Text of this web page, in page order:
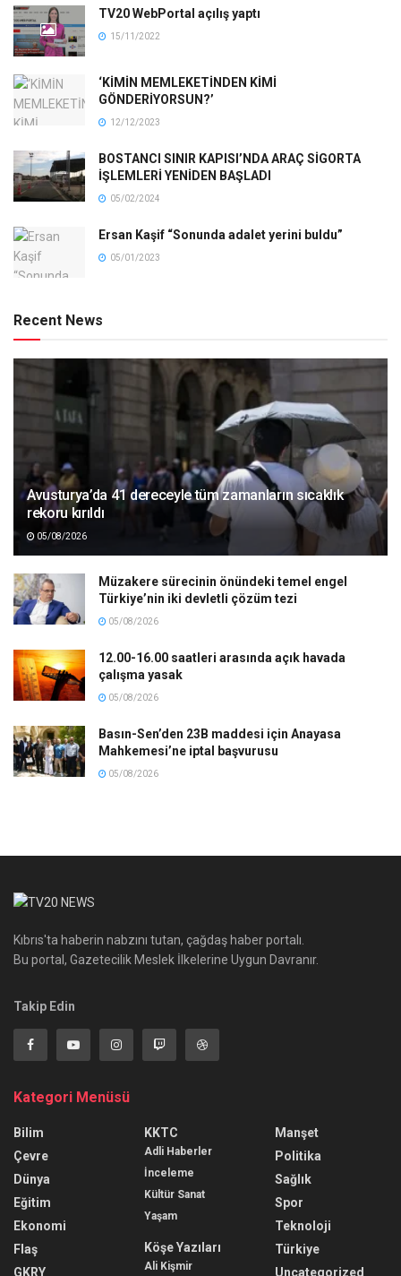
TV20 WebPortal açılış yaptı
15/11/2022
‘KİMİN MEMLEKETİNDEN KİMİ
GÖNDERİYORSUN?’
12/12/2023
BOSTANCI SINIR KAPISI’NDA ARAÇ SİGORTA
İŞLEMLERİ YENİDEN BAŞLADI
05/02/2024
Ersan Kaşif “Sonunda adalet yerini buldu”
05/01/2023
Recent News
Avusturya’da 41 dereceyle tüm zamanların sıcaklık
rekoru kırıldı
05/08/2026
Müzakere sürecinin önündeki temel engel
Türkiye’nin iki devletli çözüm tezi
05/08/2026
12.00-16.00 saatleri arasında açık havada
çalışma yasak
05/08/2026
Basın-Sen’den 23B maddesi için Anayasa
Mahkemesi’ne iptal başvurusu
05/08/2026
Kıbrıs'ta haberin nabzını tutan, çağdaş haber portalı.
Bu portal, Gazetecilik Meslek İlkelerine Uygun Davranır.
Takip Edin
Kategori Menüsü
Bilim
Çevre
Dünya
Eğitim
Ekonomi
Flaş
GKRY
KKTC
Adli Haberler
İnceleme
Kültür Sanat
Yaşam
Köşe Yazıları
Ali Kişmir
Manşet
Politika
Sağlık
Spor
Teknoloji
Türkiye
Uncategorized